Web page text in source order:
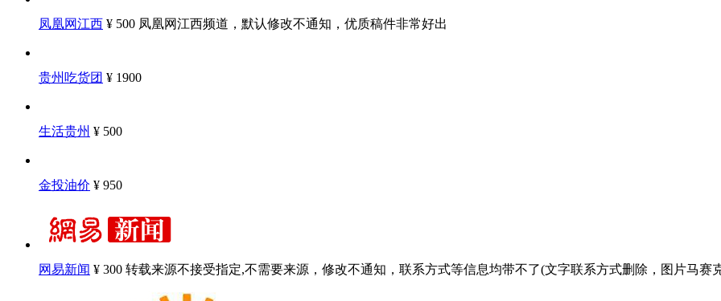
凤凰网江西 ¥ 500 凤凰网江西频道，默认修改不通知，优质稿件非常好出
贵州吃货团 ¥ 1900
生活贵州 ¥ 500
金投油价 ¥ 950
网易新闻 ¥ 300 转载来源不接受指定,不需要来源，修改不通知，联系方式等信息均带不了(文字联系方式删除，图片马赛